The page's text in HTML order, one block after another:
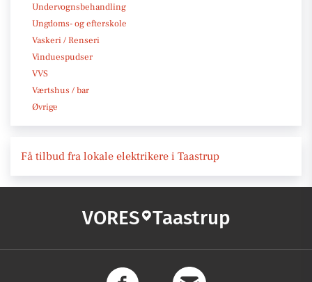
Undervognsbehandling
Ungdoms- og efterskole
Vaskeri / Renseri
Vinduespudser
VVS
Værtshus / bar
Øvrige
Få tilbud fra lokale elektrikere i Taastrup
VORES Taastrup